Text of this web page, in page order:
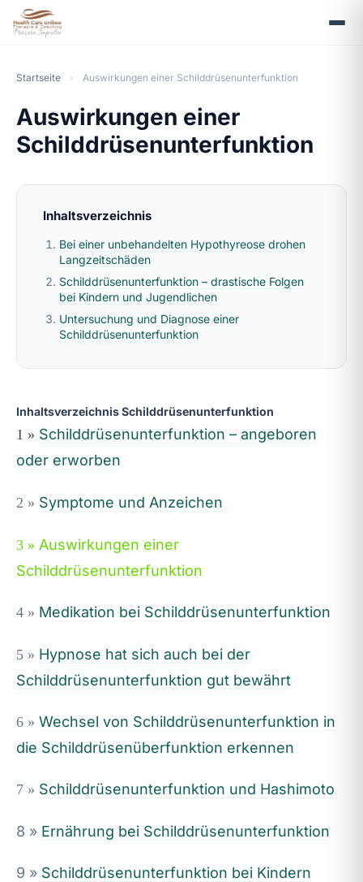
Startseite › Auswirkungen einer Schilddrüsenunterfunktion
Auswirkungen einer
Schilddrüsenunterfunktion
Inhaltsverzeichnis
Bei einer unbehandelten Hypothyreose drohen
Langzeitschäden
Schilddrüsenunterfunktion – drastische Folgen
bei Kindern und Jugendlichen
Untersuchung und Diagnose einer
Schilddrüsenunterfunktion
Inhaltsverzeichnis Schilddrüsenunterfunktion
1 » Schilddrüsenunterfunktion – angeboren
oder erworben
2 » Symptome und Anzeichen
3 » Auswirkungen einer
Schilddrüsenunterfunktion
4 » Medikation bei Schilddrüsenunterfunktion
5 » Hypnose hat sich auch bei der
Schilddrüsenunterfunktion gut bewährt
6 » Wechsel von Schilddrüsenunterfunktion in
die Schilddrüsenüberfunktion erkennen
7 » Schilddrüsenunterfunktion und Hashimoto
8 » Ernährung bei Schilddrüsenunterfunktion
9 » Schilddrüsenunterfunktion bei Kindern